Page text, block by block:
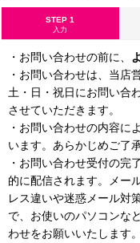
STEP 1
入力
・お問い合わせの前に、
・お問い合わせは、当店
土・日・祝日にお問い合
させていただきます。
・お問い合わせの内容に
います。あらかじめご了
・お問い合わせ受付の完
的に配信されます。メー
レス違いや迷惑メール対
で、お使いのパソコンな
わせをお願いいたします。